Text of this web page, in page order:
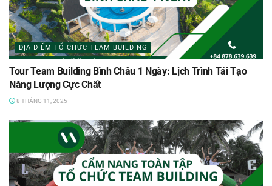
ĐỊA ĐIỂM TỔ CHỨC TEAM BUILDING
Tour Team Building Bình Châu 1 Ngày: Lịch Trình Tái Tạo
Năng Lượng Cực Chất
8 THÁNG 11, 2025